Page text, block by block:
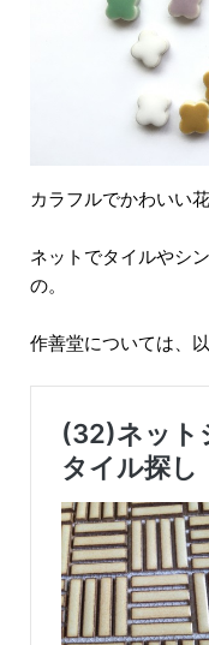
カラフルでかわいい
ネットでタイルやシ
の。
作善堂については、